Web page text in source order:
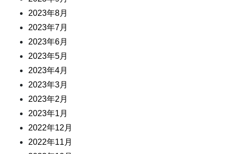
2023年8月
2023年7月
2023年6月
2023年5月
2023年4月
2023年3月
2023年2月
2023年1月
2022年12月
2022年11月